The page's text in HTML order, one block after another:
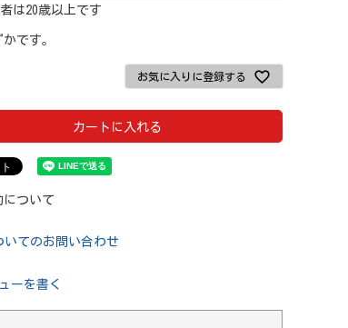
は20歳以上です
です。
お気に入りに登録する
カートに入れる
について
いてのお問い合わせ
ーを書く